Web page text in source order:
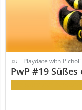
♫♩ Playdate with
PwP #19